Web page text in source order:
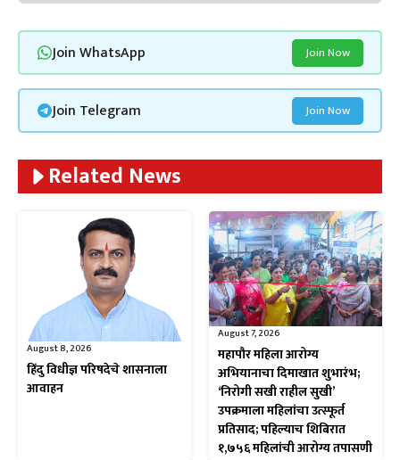
Join WhatsApp Join Now
Join Telegram Join Now
Related News
August 8, 2026
हिंदु विधीज्ञ परिषदेचे शासनाला
आवाहन
August 7, 2026
महापौर महिला आरोग्य
अभियानाचा दिमाखात शुभारंभ;
‘निरोगी सखी राहील सुखी’
उपक्रमाला महिलांचा उत्स्फूर्त
प्रतिसाद; पहिल्याच शिबिरात
१,७५६ महिलांची आरोग्य तपासणी